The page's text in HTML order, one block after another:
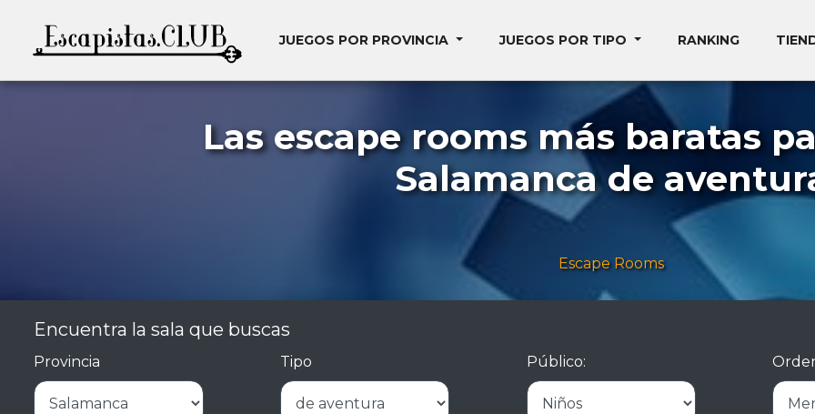
JUEGOS POR PROVINCIA JUEGOS POR TIPO RANKING
Las escape rooms más baratas
Salamanca de
Escape Rooms
Encuentra la sala que buscas
Provincia Tipo Público: